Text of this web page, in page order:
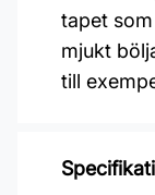
tapet
mjukt
till